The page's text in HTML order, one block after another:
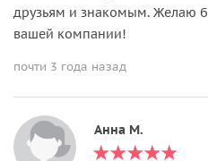
друзьям и знакомым. Желаю
вашей компании!
почти 3 года назад
Анна М.